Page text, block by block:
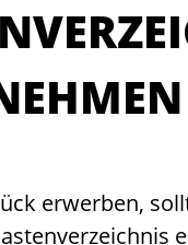
erwerben,